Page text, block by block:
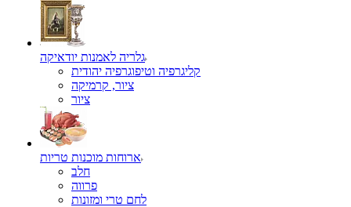
גלריה לאמנות יודאיקה
קליגרפיה וטיפוגרפיה יהודית
ציור, קרמיקה
ציור
ארוחות מוכנות טריות
חלב
פרווה
לחם טרי ומזונות